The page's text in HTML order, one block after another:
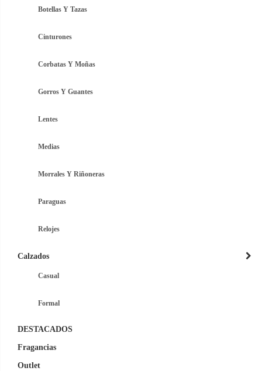
Botellas Y Tazas
Cinturones
Corbatas Y Moñas
Gorros Y Guantes
Lentes
Medias
Morrales Y Riñoneras
Paraguas
Relojes
Calzados
Casual
Formal
DESTACADOS
Fragancias
Outlet